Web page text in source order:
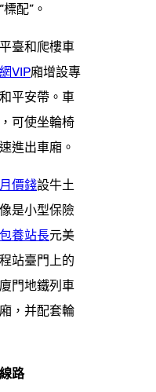
配”。
臺和爬樓車
VIP廂增設專
平安帶。車
可使坐輪椅
進出車廂。
價錢設牛土
是小型保險
包養站長元美
站臺門上的
門地鐵列車
，并配套輪
路